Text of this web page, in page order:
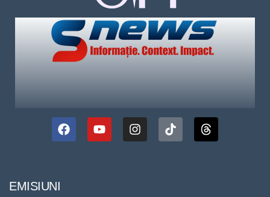
EMISIUNI